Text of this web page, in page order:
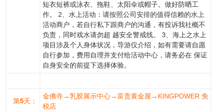
短衣短裤或泳衣、拖鞋、太阳伞或帽子。做好防晒工
作。 2、水上活动：请按照公司安排的值得信赖的水上
活动商户，若自行私下跟商户的沟通，有投诉我社概不
负责，同时戏水请勿超 越安全警戒线。 3、海上之水上
项目涉及个人身体状况，导游仅介绍，如有需要请自愿
自行参加，费用自理并支付给活动中心，请务必在 保证
自身安全的前提下选择体验。
第5天：
金佛寺→乳胶展示中心→富贵黄金屋→KINGPOWER 免
税店